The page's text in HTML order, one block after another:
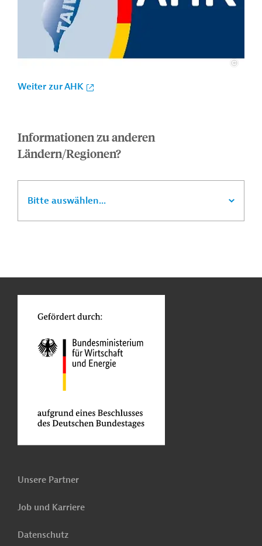
Weiter zur AHK
Informationen zu anderen
Ländern/Regionen?
Bitte auswählen...
Unsere Partner
Job und Karriere
Datenschutz